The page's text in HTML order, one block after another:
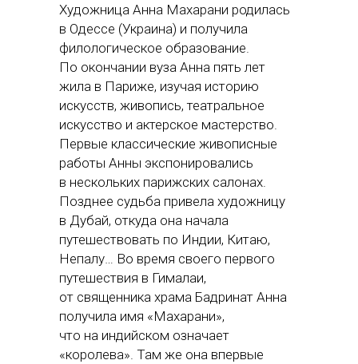
Художница Анна Махарани родилась
в Одессе (Украина) и получила
филологическое образование.
По окончании вуза Анна пять лет
жила в Париже, изучая историю
искусств, живопись, театральное
искусство и актерское мастерство.
Первые классические живописные
работы Анны экспонировались
в нескольких парижских салонах.
Позднее судьба привела художницу
в Дубай, откуда она начала
путешествовать по Индии, Китаю,
Непалу… Во время своего первого
путешествия в Гималаи,
от священника храма Бадринат Анна
получила имя «Махарани»,
что на индийском означает
«королева». Там же она впервые